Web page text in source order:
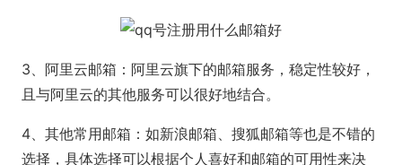
3、阿里云邮箱：阿里云旗下的邮箱服务，稳定性较好，
且与阿里云的其他服务可以很好地结合。
4、其他常用邮箱：如新浪邮箱、搜狐邮箱等也是不错的
选择，具体选择可以根据个人喜好和邮箱的可用性来决